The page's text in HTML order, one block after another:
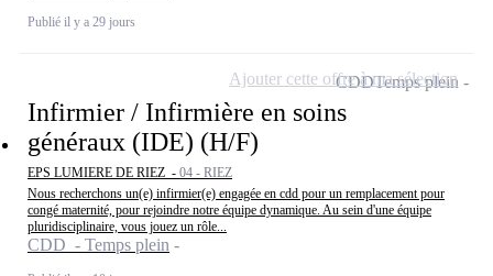
Publié il y a 29 jours
Infirmier / Infirmière en soins
généraux (IDE) (H/F)
EPS LUMIERE DE RIEZ - 04 - RIEZ
Nous recherchons un(e) infirmier(e) engagée en cdd pour un remplacement pour
congé maternité, pour rejoindre notre équipe dynamique. Au sein d'une équipe
pluridisciplinaire, vous jouez un rôle...
CDD - Temps plein
CDDTemps plein
Ajouter cette offre à ma sélection